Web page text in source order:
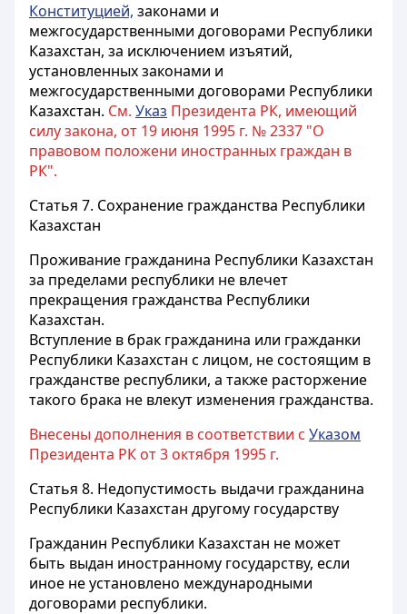
Конституцией, законами и
межгосударственными договорами Республики
Казахстан, за исключением изъятий,
установленных законами и
межгосударственными договорами Республики
Казахстан. См. Указ Президента РК, имеющий
силу закона, от 19 июня 1995 г. № 2337 "О
правовом положени иностранных граждан в
РК".
Статья 7. Сохранение гражданства Республики
Казахстан
Проживание гражданина Республики Казахстан
за пределами республики не влечет
прекращения гражданства Республики
Казахстан.
Вступление в брак гражданина или гражданки
Республики Казахстан с лицом, не состоящим в
гражданстве республики, а также расторжение
такого брака не влекут изменения гражданства.
Внесены дополнения в соответствии с Указом
Президента РК от 3 октября 1995 г.
Статья 8. Недопустимость выдачи гражданина
Республики Казахстан другому государству
Гражданин Республики Казахстан не может
быть выдан иностранному государству, если
иное не установлено международными
договорами республики.